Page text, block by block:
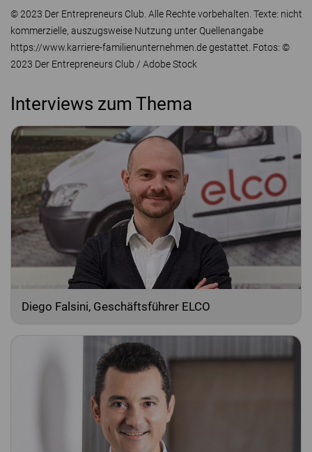
© 2023 Der Entrepreneurs Club. Alle Rechte vorbehalten. Texte: nicht
kommerzielle, auszugsweise Nutzung unter Quellenangabe
https://www.karriere-familienunternehmen.de gestattet. Fotos: ©
2023 Der Entrepreneurs Club / Adobe Stock
Interviews zum Thema
Diego Falsini, Geschäftsführer ELCO